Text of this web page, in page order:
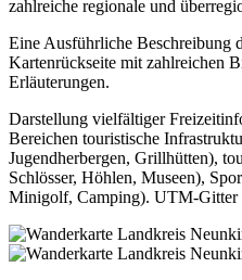
zahlreiche regionale und
Eine Ausführliche Beschreibung
Kartenrückseite mit zahlreichen
Erläuterungen.
Darstellung vielfältiger
Bereichen touristische
Jugendherbergen, Grillhütten),
Schlösser, Höhlen, Museen),
Minigolf, Camping). UTM-Gitter